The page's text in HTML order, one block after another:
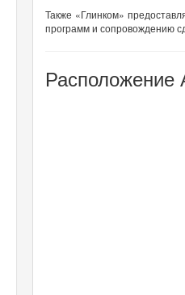
Также «Глинком»
программ и сопровождению
Расположение